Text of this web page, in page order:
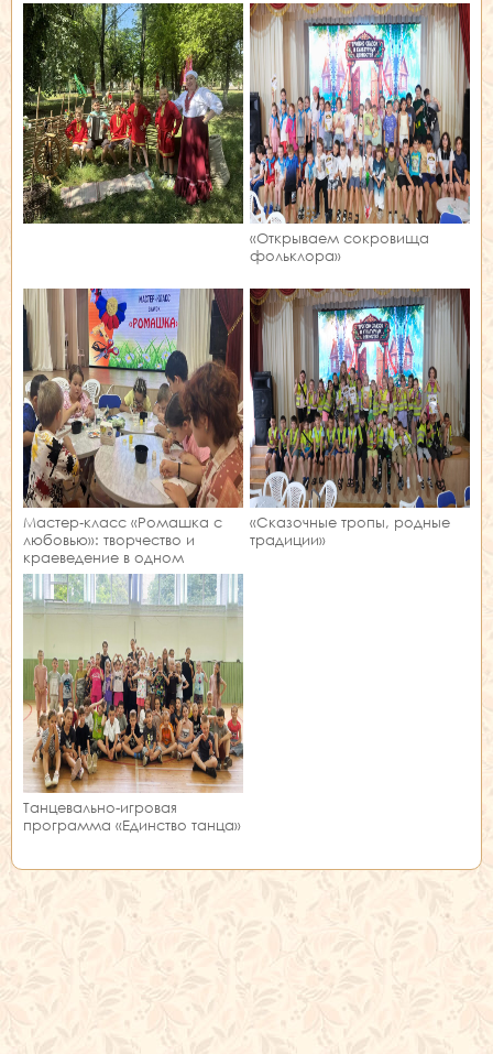
«Открываем сокровища
фольклора»
Мастер‑класс «Ромашка с
любовью»: творчество и
краеведение в одном
занятии!
«Сказочные тропы, родные
традиции»
Танцевально-игровая
программа «Единство танца»